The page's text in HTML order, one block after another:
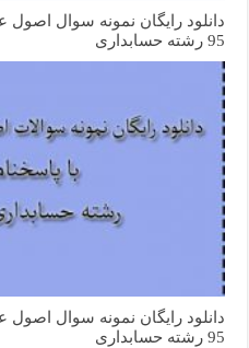
95 رشته حسابداری
95 رشته حسابداری